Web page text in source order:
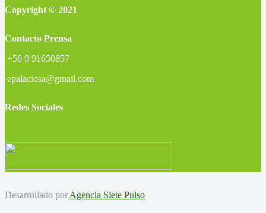
Copyright © 2021
Contacto Prensa
+56 9 91650857
epalaciosa@gmail.com
Redes Sociales
Desarrollado por Agencia Siete Pulso